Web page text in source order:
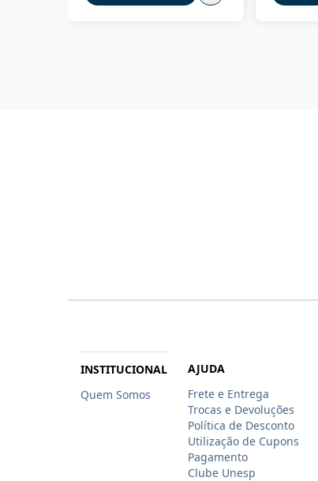
INSTITUCIONAL
Quem Somos
AJUDA
Frete e Entrega
Trocas e Devoluções
Política de Desconto
Utilização de Cupons
Pagamento
Clube Unesp